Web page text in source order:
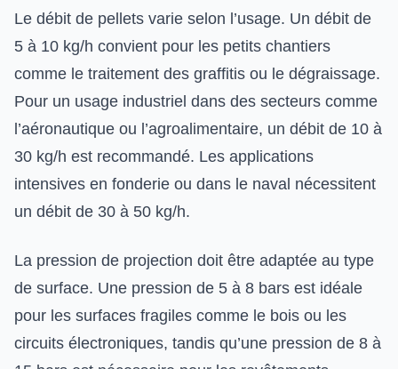
Le débit de pellets varie selon l’usage. Un débit de
5 à 10 kg/h convient pour les petits chantiers
comme le traitement des graffitis ou le dégraissage.
Pour un usage industriel dans des secteurs comme
l’aéronautique ou l’agroalimentaire, un débit de 10 à
30 kg/h est recommandé. Les applications
intensives en fonderie ou dans le naval nécessitent
un débit de 30 à 50 kg/h.
La pression de projection doit être adaptée au type
de surface. Une pression de 5 à 8 bars est idéale
pour les surfaces fragiles comme le bois ou les
circuits électroniques, tandis qu’une pression de 8 à